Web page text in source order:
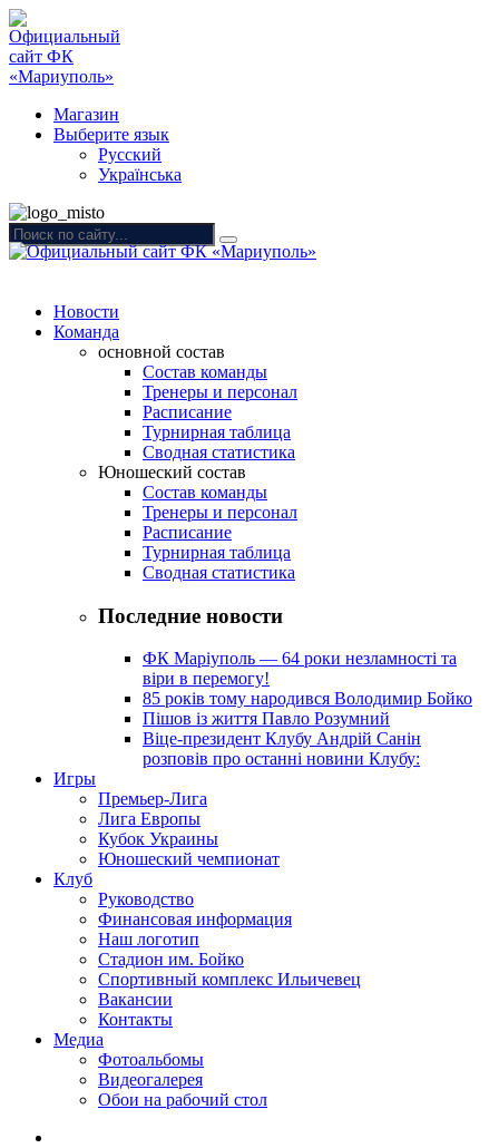
Магазин
Выберите язык
Русский
Українська
Новости
Команда
основной состав
Состав команды
Тренеры и персонал
Расписание
Турнирная таблица
Сводная статистика
Юношеский состав
Состав команды
Тренеры и персонал
Расписание
Турнирная таблица
Сводная статистика
Последние новости
ФК Маріуполь — 64 роки незламності та
віри в перемогу!
85 років тому народився Володимир Бойко
Пішов із життя Павло Розумний
Віце-президент Клубу Андрій Санін
розповів про останні новини Клубу:
Игры
Премьер-Лига
Лига Европы
Кубок Украины
Юношеский чемпионат
Клуб
Руководство
Финансовая информация
Наш логотип
Стадион им. Бойко
Спортивный комплекс Ильичевец
Вакансии
Контакты
Медиа
Фотоальбомы
Видеогалерея
Обои на рабочий стол